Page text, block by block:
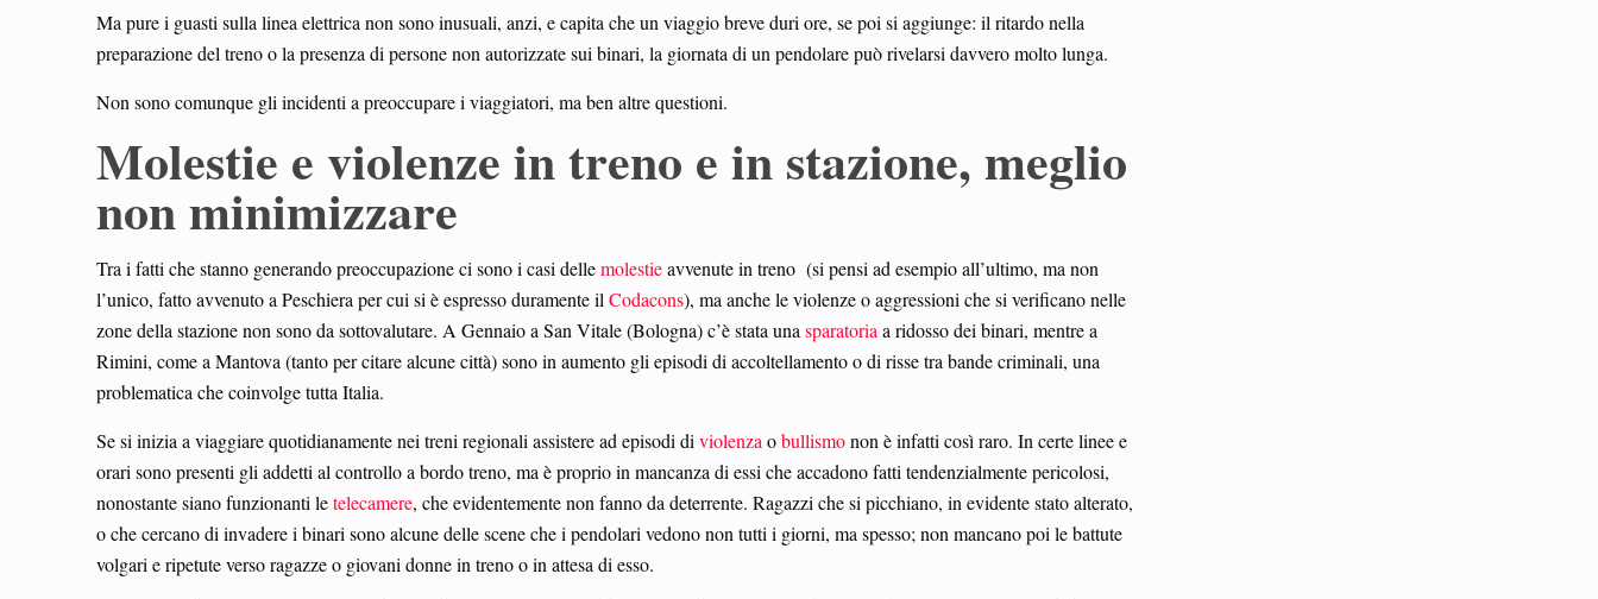
Ma pure i guasti sulla linea elettrica non sono inusuali, anzi, e capita che un viaggio breve duri ore, se poi si aggiunge: il ritardo nella
preparazione del treno o la presenza di persone non autorizzate sui binari, la giornata di un pendolare può rivelarsi davvero molto lunga.
Non sono comunque gli incidenti a preoccupare i viaggiatori, ma ben altre questioni.
Molestie e violenze in treno e in stazione, meglio
non minimizzare
Tra i fatti che stanno generando preoccupazione ci sono i casi dellemolestieavvenute in treno (si pensi ad esempio all’ultimo, ma non
l’unico, fatto avvenuto a Peschiera per cui si è espresso duramente ilCodacons), ma anche le violenze o aggressioni che si verificano nelle
zone della stazione non sono da sottovalutare. A Gennaio a San Vitale (Bologna) c’è stata unasparatoriaa ridosso dei binari, mentre a
Rimini, come a Mantova (tanto per citare alcune città) sono in aumento gli episodi di accoltellamento o di risse tra bande criminali, una
problematica che coinvolge tutta Italia.
Se si inizia a viaggiare quotidianamente nei treni regionali assistere ad episodi diviolenzaobullismonon è infatti così raro. In certe linee e
orari sono presenti gli addetti al controllo a bordo treno, ma è proprio in mancanza di essi che accadono fatti tendenzialmente pericolosi,
nonostante siano funzionanti letelecamere, che evidentemente non fanno da deterrente. Ragazzi che si picchiano, in evidente stato alterato,
o che cercano di invadere i binari sono alcune delle scene che i pendolari vedono non tutti i giorni, ma spesso; non mancano poi le battute
volgari e ripetute verso ragazze o giovani donne in treno o in attesa di esso.